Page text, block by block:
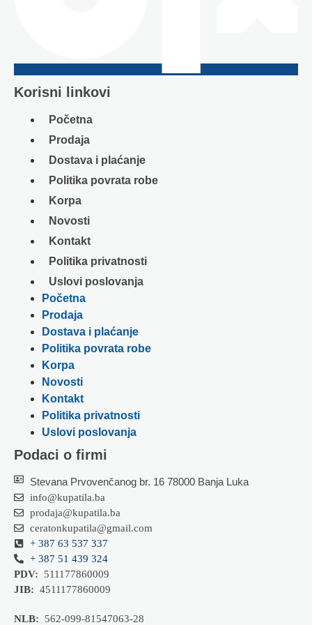
Korisni linkovi
Početna
Prodaja
Dostava i plaćanje
Politika povrata robe
Korpa
Novosti
Kontakt
Politika privatnosti
Uslovi poslovanja
Početna
Prodaja
Dostava i plaćanje
Politika povrata robe
Korpa
Novosti
Kontakt
Politika privatnosti
Uslovi poslovanja
Podaci o firmi
Stevana Prvovenčanog br. 16 78000 Banja Luka
info@kupatila.ba
prodaja@kupatila.ba
ceratonkupatila@gmail.com
+ 387 63 537 337
+ 387 51 439 324
PDV:
511177860009
JIB: 4511177860009
NLB: 562-099-81547063-28